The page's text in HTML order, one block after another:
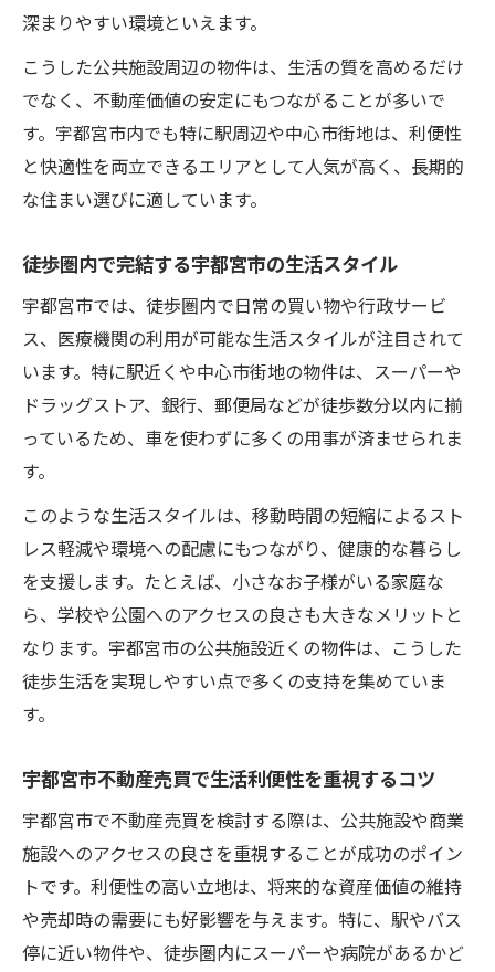
深まりやすい環境といえます。
こうした公共施設周辺の物件は、生活の質を高めるだけ
でなく、不動産価値の安定にもつながることが多いで
す。宇都宮市内でも特に駅周辺や中心市街地は、利便性
と快適性を両立できるエリアとして人気が高く、長期的
な住まい選びに適しています。
徒歩圏内で完結する宇都宮市の生活スタイル
宇都宮市では、徒歩圏内で日常の買い物や行政サービ
ス、医療機関の利用が可能な生活スタイルが注目されて
います。特に駅近くや中心市街地の物件は、スーパーや
ドラッグストア、銀行、郵便局などが徒歩数分以内に揃
っているため、車を使わずに多くの用事が済ませられま
す。
このような生活スタイルは、移動時間の短縮によるスト
レス軽減や環境への配慮にもつながり、健康的な暮らし
を支援します。たとえば、小さなお子様がいる家庭な
ら、学校や公園へのアクセスの良さも大きなメリットと
なります。宇都宮市の公共施設近くの物件は、こうした
徒歩生活を実現しやすい点で多くの支持を集めていま
す。
宇都宮市不動産売買で生活利便性を重視するコツ
宇都宮市で不動産売買を検討する際は、公共施設や商業
施設へのアクセスの良さを重視することが成功のポイン
トです。利便性の高い立地は、将来的な資産価値の維持
や売却時の需要にも好影響を与えます。特に、駅やバス
停に近い物件や、徒歩圏内にスーパーや病院があるかど